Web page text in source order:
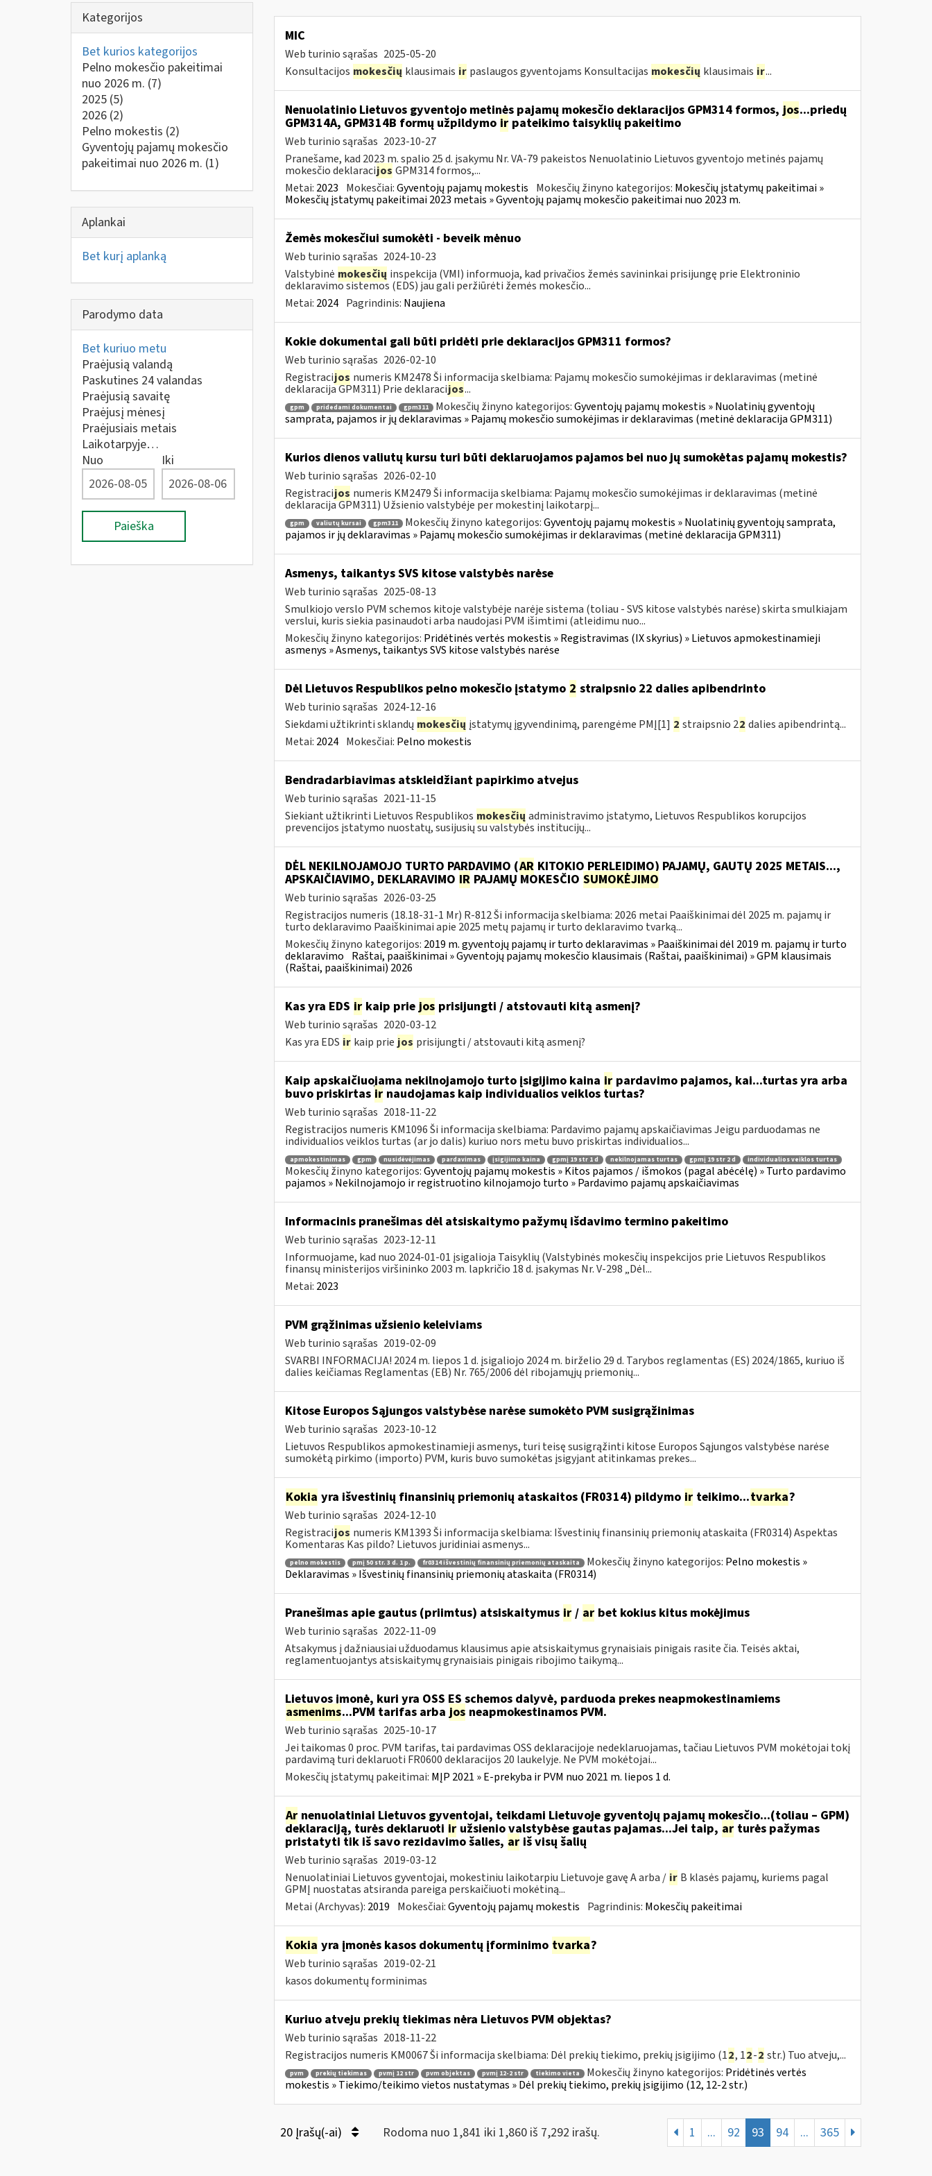
Kategorijos
Bet kurios kategorijos
Pelno mokesčio pakeitimai
nuo 2026 m. (7)
2025 (5)
2026 (2)
Pelno mokestis (2)
Gyventojų pajamų mokesčio
pakeitimai nuo 2026 m. (1)
Aplankai
Bet kurį aplanką
Parodymo data
Bet kuriuo metu
Praėjusią valandą
Paskutines 24 valandas
Praėjusią savaitę
Praėjusį mėnesį
Praėjusiais metais
Laikotarpyje…
Nuo
Iki
Paieška
MIC
Web turinio sąrašas 2025-05-20
Konsultacijos mokesčių klausimais ir paslaugos gyventojams Konsultacijas mokesčių klausimais ir...
Nenuolatinio Lietuvos gyventojo metinės pajamų mokesčio deklaracijos GPM314 formos, jos...priedų
GPM314A, GPM314B formų užpildymo irpateikimo taisyklių pakeitimo
Web turinio sąrašas 2023-10-27
Pranešame, kad 2023 m. spalio 25 d. įsakymu Nr. VA-79 pakeistos Nenuolatinio Lietuvos gyventojo metinės pajamų
mokesčio deklaracijos GPM314 formos,...
Metai: 2023 Mokesčiai:Gyventojų pajamų mokestis Mokesčių žinyno kategorijos: Mokesčių įstatymų pakeitimai »
Mokesčių įstatymų pakeitimai 2023 metais » Gyventojų pajamų mokesčio pakeitimai nuo 2023 m.
Žemės mokesčiui sumokėti - beveik mėnuo
Web turinio sąrašas 2024-10-23
Valstybinė mokesčių inspekcija (VMI) informuoja, kad privačios žemės savininkai prisijungę prie Elektroninio
deklaravimo sistemos (EDS) jau gali peržiūrėti žemės mokesčio...
Metai: 2024 Pagrindinis: Naujiena
Kokie dokumentai gali būti pridėti prie deklaracijos GPM311 formos?
Web turinio sąrašas 2026-02-10
Registracijos numeris KM2478 Ši informacija skelbiama: Pajamų mokesčio sumokėjimas ir deklaravimas (metinė
deklaracija GPM311) Prie deklaracijos...
gpm pridedami dokumentai gpm311 Mokesčių žinyno kategorijos:Gyventojų pajamų mokestis » Nuolatinių gyventojų
samprata, pajamos ir jų deklaravimas » Pajamų mokesčio sumokėjimas ir deklaravimas (metinė deklaracija GPM311)
Kurios dienos valiutų kursu turi būti deklaruojamos pajamos bei nuo jų sumokėtas pajamų mokestis?
Web turinio sąrašas 2026-02-10
Registracijos numeris KM2479 Ši informacija skelbiama: Pajamų mokesčio sumokėjimas ir deklaravimas (metinė
deklaracija GPM311) Užsienio valstybėje per mokestinį laikotarpį...
gpm valiutų kursai gpm311 Mokesčių žinyno kategorijos:Gyventojų pajamų mokestis » Nuolatinių gyventojų samprata,
pajamos ir jų deklaravimas » Pajamų mokesčio sumokėjimas ir deklaravimas (metinė deklaracija GPM311)
Asmenys, taikantys SVS kitose valstybės narėse
Web turinio sąrašas 2025-08-13
Smulkiojo verslo PVM schemos kitoje valstybėje narėje sistema (toliau - SVS kitose valstybės narėse) skirta smulkiajam
verslui, kuris siekia pasinaudoti arba naudojasi PVM išimtimi (atleidimu nuo...
Mokesčių žinyno kategorijos: Pridėtinės vertės mokestis » Registravimas (IX skyrius) » Lietuvos apmokestinamieji
asmenys » Asmenys, taikantys SVS kitose valstybės narėse
Dėl Lietuvos Respublikos pelno mokesčio įstatymo 2 straipsnio 22 dalies apibendrinto
Web turinio sąrašas 2024-12-16
Siekdami užtikrinti sklandų mokesčių įstatymų įgyvendinimą, parengėme PMĮ[1] 2 straipsnio 22 dalies apibendrintą...
Metai: 2024 Mokesčiai: Pelno mokestis
Bendradarbiavimas atskleidžiant papirkimo atvejus
Web turinio sąrašas 2021-11-15
Siekiant užtikrinti Lietuvos Respublikos mokesčių administravimo įstatymo, Lietuvos Respublikos korupcijos
prevencijos įstatymo nuostatų, susijusių su valstybės institucijų...
DĖL NEKILNOJAMOJO TURTO PARDAVIMO (AR KITOKIO PERLEIDIMO) PAJAMŲ, GAUTŲ 2025 METAIS...,
APSKAIČIAVIMO, DEKLARAVIMO IR PAJAMŲ MOKESČIO SUMOKĖJIMO
Web turinio sąrašas 2026-03-25
Registracijos numeris (18.18-31-1 Mr) R-812 Ši informacija skelbiama: 2026 metai Paaiškinimai dėl 2025 m. pajamų ir
turto deklaravimo Paaiškinimai apie 2025 metų pajamų ir turto deklaravimo tvarką...
Mokesčių žinyno kategorijos: 2019 m. gyventojų pajamų ir turto deklaravimas » Paaiškinimai dėl 2019 m. pajamų ir turto
deklaravimo Raštai, paaiškinimai » Gyventojų pajamų mokesčio klausimais (Raštai, paaiškinimai) » GPM klausimais
(Raštai, paaiškinimai) 2026
Kas yra EDS irkaip priejos prisijungti / atstovauti kitą asmenį?
Web turinio sąrašas 2020-03-12
Kas yra EDS ir kaip prie jos prisijungti / atstovauti kitą asmenį?
Kaip apskaičiuojama nekilnojamojo turto įsigijimo kaina irpardavimo pajamos, kai...turtas yra arba
buvo priskirtas irnaudojamas kaip individualios veiklos turtas?
Web turinio sąrašas 2018-11-22
Registracijos numeris KM1096 Ši informacija skelbiama: Pardavimo pajamų apskaičiavimas Jeigu parduodamas ne
individualios veiklos turtas (ar jo dalis) kuriuo nors metu buvo priskirtas individualios...
apmokestinimas gpm nusidėvėjimas pardavimas įsigijimo kaina gpmį 19 str 1 d nekilnojamas turtas gpmį 19 str 2 d individualios veiklos turtas
Mokesčių žinyno kategorijos:Gyventojų pajamų mokestis » Kitos pajamos / išmokos (pagal abėcėlę) » Turto pardavimo
pajamos » Nekilnojamojo ir registruotino kilnojamojo turto » Pardavimo pajamų apskaičiavimas
Informacinis pranešimas dėl atsiskaitymo pažymų išdavimo termino pakeitimo
Web turinio sąrašas 2023-12-11
Informuojame, kad nuo 2024-01-01 įsigalioja Taisyklių (Valstybinės mokesčių inspekcijos prie Lietuvos Respublikos
finansų ministerijos viršininko 2003 m. lapkričio 18 d. įsakymas Nr. V-298 „Dėl...
Metai: 2023
PVM grąžinimas užsienio keleiviams
Web turinio sąrašas 2019-02-09
SVARBI INFORMACIJA! 2024 m. liepos 1 d. įsigaliojo 2024 m. birželio 29 d. Tarybos reglamentas (ES) 2024/1865, kuriuo iš
dalies keičiamas Reglamentas (EB) Nr. 765/2006 dėl ribojamųjų priemonių...
Kitose Europos Sąjungos valstybėse narėse sumokėto PVM susigrąžinimas
Web turinio sąrašas 2023-10-12
Lietuvos Respublikos apmokestinamieji asmenys, turi teisę susigrąžinti kitose Europos Sąjungos valstybėse narėse
sumokėtą pirkimo (importo) PVM, kuris buvo sumokėtas įsigyjant atitinkamas prekes...
Kokia yra išvestinių finansinių priemonių ataskaitos (FR0314) pildymo irteikimo...tvarka?
Web turinio sąrašas 2024-12-10
Registracijos numeris KM1393 Ši informacija skelbiama: Išvestinių finansinių priemonių ataskaita (FR0314) Aspektas
Komentaras Kas pildo? Lietuvos juridiniai asmenys...
pelno mokestis pmį 50 str. 3 d. 1 p. fr0314 išvestinių finansinių priemonių ataskaita Mokesčių žinyno kategorijos: Pelno mokestis »
Deklaravimas » Išvestinių finansinių priemonių ataskaita (FR0314)
Pranešimas apie gautus (priimtus) atsiskaitymus ir/ arbet kokius kitus mokėjimus
Web turinio sąrašas 2022-11-09
Atsakymus į dažniausiai užduodamus klausimus apie atsiskaitymus grynaisiais pinigais rasite čia. Teisės aktai,
reglamentuojantys atsiskaitymų grynaisiais pinigais ribojimo taikymą...
Lietuvos įmonė, kuri yra OSS ES schemos dalyvė, parduoda prekes neapmokestinamiems
asmenims...PVM tarifas arba jos neapmokestinamos PVM.
Web turinio sąrašas 2025-10-17
Jei taikomas 0 proc. PVM tarifas, tai pardavimas OSS deklaracijoje nedeklaruojamas, tačiau Lietuvos PVM mokėtojai tokį
pardavimą turi deklaruoti FR0600 deklaracijos 20 laukelyje. Ne PVM mokėtojai...
Mokesčių įstatymų pakeitimai: MĮP 2021 » E-prekyba ir PVM nuo 2021 m. liepos 1 d.
Arnenuolatiniai Lietuvos gyventojai, teikdami Lietuvoje gyventojų pajamų mokesčio...(toliau – GPM)
deklaraciją, turės deklaruoti iružsienio valstybėse gautas pajamas...Jei taip, arturės pažymas
pristatyti tik iš savo rezidavimo šalies, ariš visų šalių
Web turinio sąrašas 2019-03-12
Nenuolatiniai Lietuvos gyventojai, mokestiniu laikotarpiu Lietuvoje gavę A arba / ir B klasės pajamų, kuriems pagal
GPMĮ nuostatas atsiranda pareiga perskaičiuoti mokėtiną...
Metai (Archyvas): 2019 Mokesčiai:Gyventojų pajamų mokestis Pagrindinis: Mokesčių pakeitimai
Kokia yra įmonės kasos dokumentų įforminimo tvarka?
Web turinio sąrašas 2019-02-21
kasos dokumentų forminimas
Kuriuo atveju prekių tiekimas nėra Lietuvos PVM objektas?
Web turinio sąrašas 2018-11-22
Registracijos numeris KM0067 Ši informacija skelbiama: Dėl prekių tiekimo, prekių įsigijimo (12, 12-2 str.) Tuo atveju,...
pvm prekių tiekimas pvmį 12 str pvm objektas pvmį 12-2 str tiekimo vieta Mokesčių žinyno kategorijos: Pridėtinės vertės
mokestis » Tiekimo/teikimo vietos nustatymas » Dėl prekių tiekimo, prekių įsigijimo (12, 12-2 str.)
20 Įrašų(-ai) Rodoma nuo 1,841 iki 1,860 iš 7,292 irašų. 1 ... 92 93 94 ... 365